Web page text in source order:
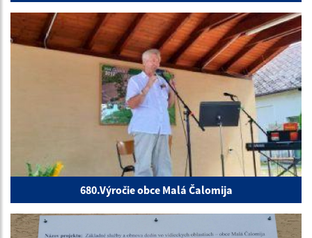
680.Výročie obce Malá Čalomija